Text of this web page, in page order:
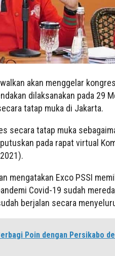
akan menggelar
dilaksanakan pada 29
tatap muka di Jakarta.
secara tatap muka
pada rapat virtual
mengatakan Exco PSSI
Covid-19 sudah
berjalan secara
Poin dengan Persikabo